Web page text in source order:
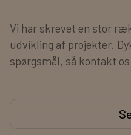
Vi har skrevet en stor
udvikling af projekter.
spørgsmål, så kontakt